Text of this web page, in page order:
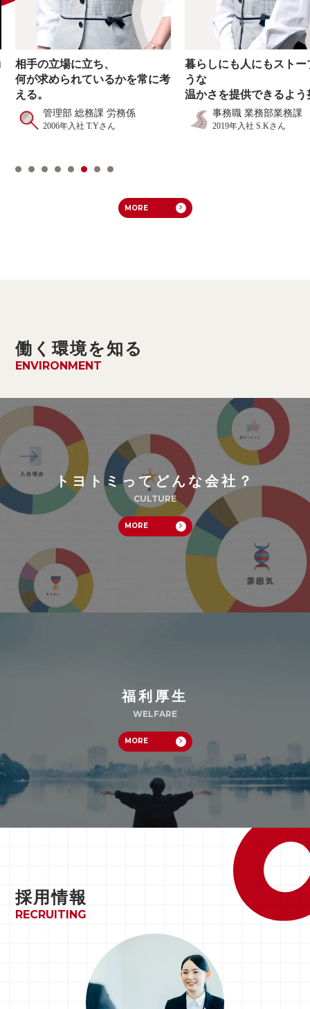
相手の立場に立ち、
何が求められているかを常に考
える。
管理部 総務課 労務係
2006年入社 T.Yさん
暮らしにも人にもストー
うな
温かさを提供できるよう
事務職 業務部業務課
2019年入社 S.Kさん
MORE
働く環境を知る
ENVIRONMENT
トヨトミってどんな会社？
CULTURE
MORE
福利厚生
WELFARE
MORE
採用情報
RECRUITING